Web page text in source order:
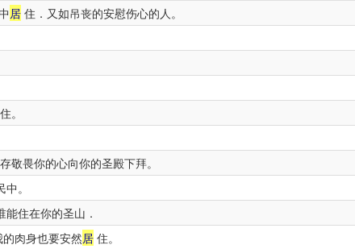
居 住．又如吊丧的安慰伤心的人。
住。
敬畏你的心向你的圣殿下拜。
。
能住在你的圣山．
肉身也要安然居 住。